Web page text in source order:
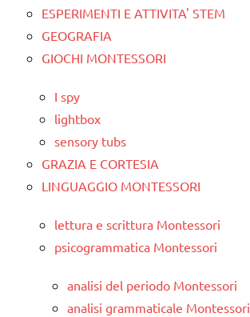
ESPERIMENTI E ATTIVITA' STEM
GEOGRAFIA
GIOCHI MONTESSORI
I spy
lightbox
sensory tubs
GRAZIA E CORTESIA
LINGUAGGIO MONTESSORI
lettura e scrittura Montessori
psicogrammatica Montessori
analisi del periodo Montessori
analisi grammaticale Montessori